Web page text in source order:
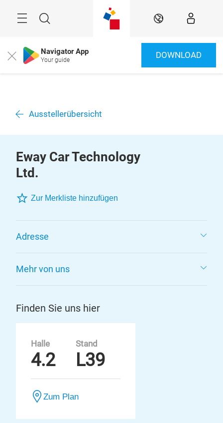
Suche DE
Close Navigator App
Your guide DOWNLOAD
Ausstellerübersicht
Eway Car Technology
Ltd.
Zur Merkliste hinzufügen
Adresse
Mehr von uns
Finden Sie uns hier
Halle
4.2
Stand
L39
Zum Plan